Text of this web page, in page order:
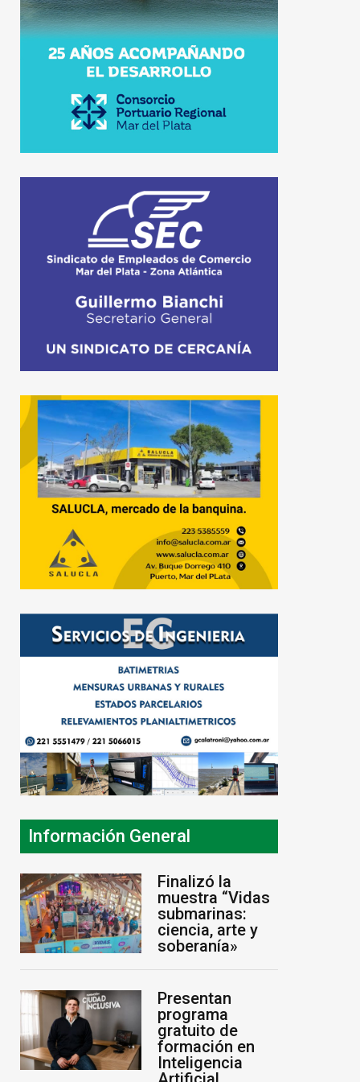
Información General
Finalizó la
muestra “Vidas
submarinas:
ciencia, arte y
soberanía»
Presentan
programa
gratuito de
formación en
Inteligencia